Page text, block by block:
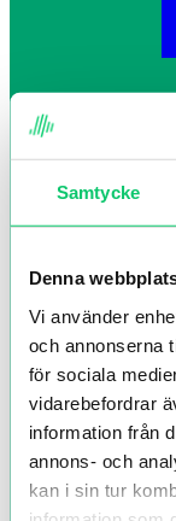
Samtycke
Denna
Vi använder
och annonserna
för sociala
vidarebefordrar
information från
annons- och
kan i sin tur